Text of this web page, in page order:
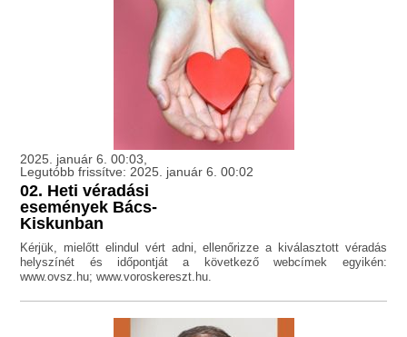
2025. január 6. 00:03,
Legutóbb frissítve: 2025. január 6. 00:02
02. Heti véradási
események Bács-
Kiskunban
Kérjük, mielőtt elindul vért adni, ellenőrizze a kiválasztott véradás
helyszínét és időpontját a következő webcímek egyikén:
www.ovsz.hu; www.voroskereszt.hu.